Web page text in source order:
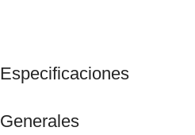
Especificaciones
Generales